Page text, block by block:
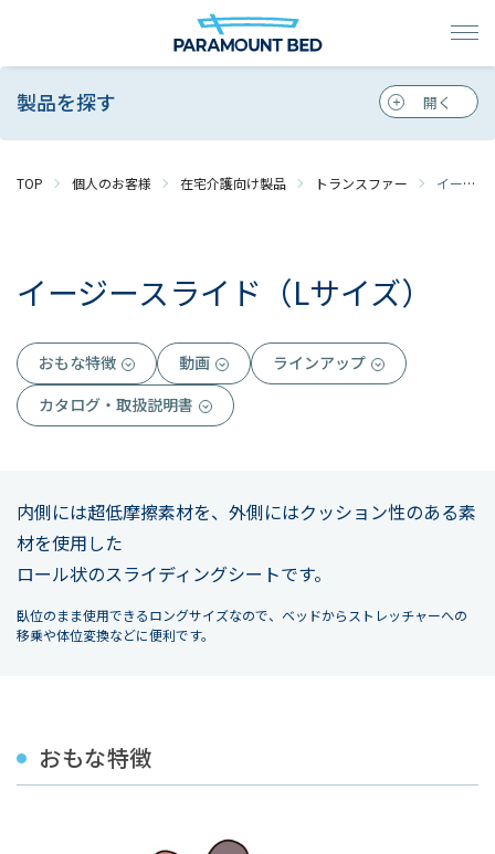
製品を探す
TOP 個人のお客様 在宅介護向け製品 トランスファー イージースライド（Lサイズ）
イージースライド（Lサイズ）
おもな特徴 動画
ラインアップ
カタログ・取扱説明書
内側には超低摩擦素材を、外側にはクッション性のある素
材を使用した
ロール状のスライディングシートです。
臥位のまま使用できるロングサイズなので、ベッドからストレッチャーへの
移乗や体位変換などに便利です。
おもな特徴